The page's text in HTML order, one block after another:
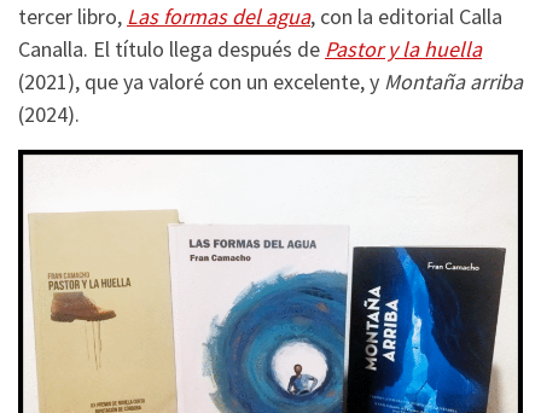
tercer libro, Las formas del agua, con la editorial Calla
Canalla. El título llega después de Pastor y la huella
(2021), que ya valoré con un excelente, y Montaña arriba
(2024).